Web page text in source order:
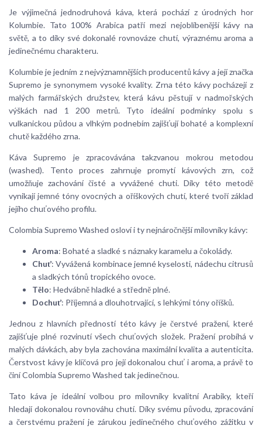
Je výjimečná jednodruhová káva, která pochází z úrodných hor
Kolumbie. Tato 100% Arabica patří mezi nejoblíbenější kávy na
světě, a to díky své dokonalé rovnováze chutí, výraznému aroma a
jedinečnému charakteru.
Kolumbie je jedním z nejvýznamnějších producentů kávy a její značka
Supremo je synonymem vysoké kvality. Zrna této kávy pocházejí z
malých farmářských družstev, která kávu pěstují v nadmořských
výškách nad 1 200 metrů. Tyto ideální podmínky spolu s
vulkanickou půdou a vlhkým podnebím zajišťují bohaté a komplexní
chutě každého zrna.
Káva Supremo je zpracovávána takzvanou mokrou metodou
(washed). Tento proces zahrnuje promytí kávových zrn, což
umožňuje zachování čisté a vyvážené chuti. Díky této metodě
vynikají jemné tóny ovocných a oříškových chutí, které tvoří základ
jejího chuťového profilu.
Colombia Supremo Washed osloví i ty nejnáročnější milovníky kávy:
Aroma: Bohaté a sladké s náznaky karamelu a čokolády.
Chuť: Vyvážená kombinace jemné kyselosti, nádechu citrusů
a sladkých tónů tropického ovoce.
Tělo: Hedvábně hladké a středně plné.
Dochuť: Příjemná a dlouhotrvající, s lehkými tóny oříšků.
Jednou z hlavních předností této kávy je čerstvé pražení, které
zajišťuje plné rozvinutí všech chuťových složek. Pražení probíhá v
malých dávkách, aby byla zachována maximální kvalita a autenticita.
Čerstvost kávy je klíčová pro její dokonalou chuť i aroma, a právě to
činí Colombia Supremo Washed tak jedinečnou.
Tato káva je ideální volbou pro milovníky kvalitní Arabiky, kteří
hledají dokonalou rovnováhu chutí. Díky svému původu, zpracování
a čerstvému pražení je zárukou jedinečného chuťového zážitku v